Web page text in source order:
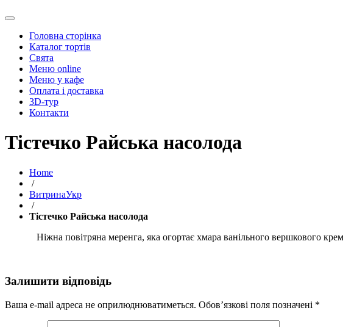
Головна сторінка
Каталог тортів
Свята
Меню online
Меню у кафе
Оплата і доставка
3D-тур
Контакти
Тістечко Райська насолода
Home
/
ВитринаУкр
/
Тістечко Райська насолода
Ніжна повітряна меренга, яка огортає хмара ванільного вершкового
Залишити відповідь
Ваша e-mail адреса не оприлюднюватиметься. Обов’язкові поля позначені *